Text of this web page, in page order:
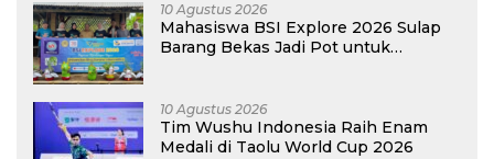
10 Agustus 2026
Mahasiswa BSI Explore 2026 Sulap
Barang Bekas Jadi Pot untuk
10 Agustus 2026
Tim Wushu Indonesia Raih Enam
Medali di Taolu World Cup 2026